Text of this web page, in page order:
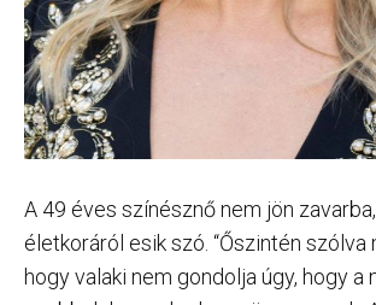
A 49 éves színésznő nem jön
életkoráról esik szó. “Őszintén szólva
hogy valaki nem gondolja úgy, hogy a